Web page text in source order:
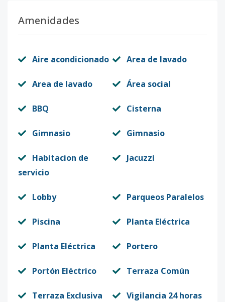
Amenidades
Aire acondicionado Area de lavado
Area de lavado Área social
BBQ Cisterna
Gimnasio Gimnasio
Habitacion de
servicio
Jacuzzi
Lobby Parqueos Paralelos
Piscina Planta Eléctrica
Planta Eléctrica Portero
Portón Eléctrico Terraza Común
Terraza Exclusiva Vigilancia 24 horas